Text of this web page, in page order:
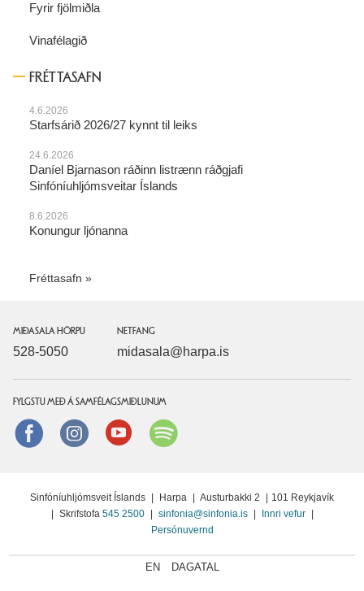
Fyrir fjölmiðla
Vinafélagið
FRÉTTASAFN
4.6.2026
Starfsárið 2026/27 kynnt til leiks
24.6.2026
Daníel Bjarnason ráðinn listrænn ráðgjafi
Sinfóníuhljómsveitar Íslands
8.6.2026
Konungur ljónanna
Fréttasafn
MIÐASALA HÖRPU
528-5050
NETFANG
midasala@harpa.is
FYLGSTU MEÐ Á SAMFÉLAGSMIÐLUNUM
FacebookinstagramYoutube
Sinfóníuhljómsveit Íslands Harpa Austurbakki 2
101 Reykjavík
Skrifstofa 545 2500 sinfonia@sinfonia.is Innri vefur
Persónuvernd
EN DAGATAL